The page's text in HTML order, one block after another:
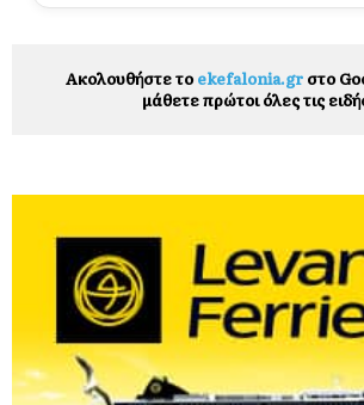
Ακολουθήστε το ekefalonia.grστο
μάθετε πρώτοι όλες τις